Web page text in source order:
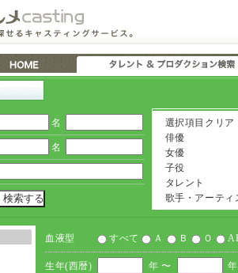
名
名
選択項目クリア
俳優
女優
子役
タレント
歌手・アーティ
血液型 すべて Ａ Ｂ Ｏ
生年(西暦) 年 〜